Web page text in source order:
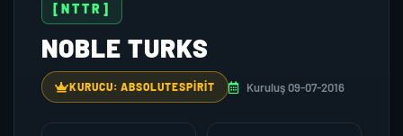
[NTTR]
NOBLE TURKS
KURUCU: ABSOLUTESPIRIT Kuruluş 09-07-2016